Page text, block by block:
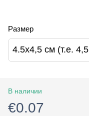
Размер
4.5х4,5 см (т.е.
В наличии
€0.07